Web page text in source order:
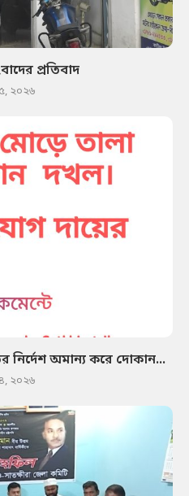
প্রতিবাদ
২০২৬
অমান্য করে দোকান...
২০২৬